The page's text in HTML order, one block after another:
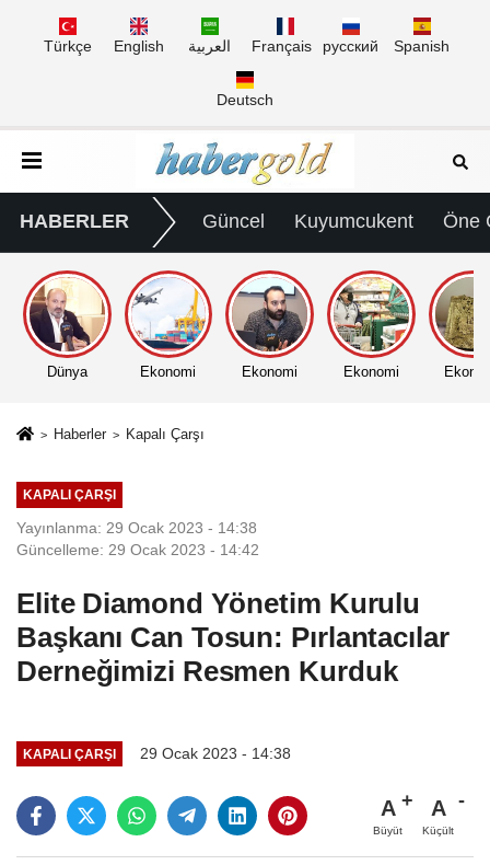
Türkçe English العربية Français русский Spanish
Deutsch
HABERLER Güncel Kuyumcukent Öne
Dünya Ekonomi Ekonomi Ekonomi
Haberler Kapalı Çarşı
KAPALI ÇARŞI
Yayınlanma: 29 Ocak 2023 - 14:38
Güncelleme: 29 Ocak 2023 - 14:42
Elite Diamond Yönetim Kurulu
Başkanı Can Tosun: Pırlantacılar
Derneğimizi Resmen Kurduk
KAPALI ÇARŞI 29 Ocak 2023 - 14:38
A
Büyüt
A
Küçült